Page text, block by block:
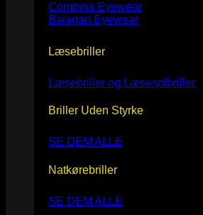
Combina Eyewear
Balagan Eyewear
Læsebriller
Læsebriller og Læsesolbriller
Briller Uden Styrke
SE DEM ALLE
Natkørebriller
SE DEM ALLE